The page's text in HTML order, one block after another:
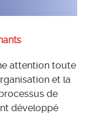
attention toute
et la
de
développé